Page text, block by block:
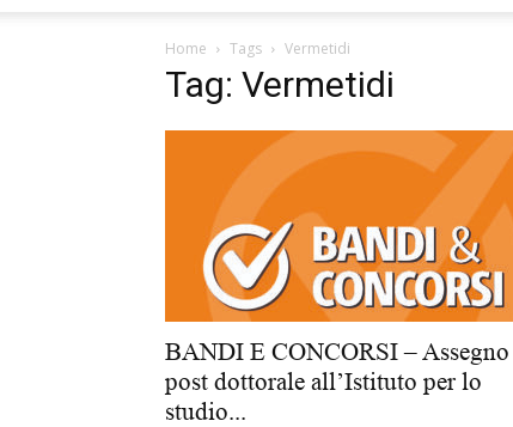
Home Tags Vermetidi
Tag: Vermetidi
BANDI E CONCORSI – Assegno
post dottorale all’Istituto per lo
studio...